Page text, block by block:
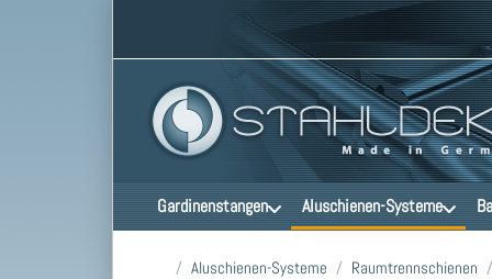
Gardinenstangen Aluschienen-Systeme
Startseite
Aluschienen-Systeme Raumtrennschienen